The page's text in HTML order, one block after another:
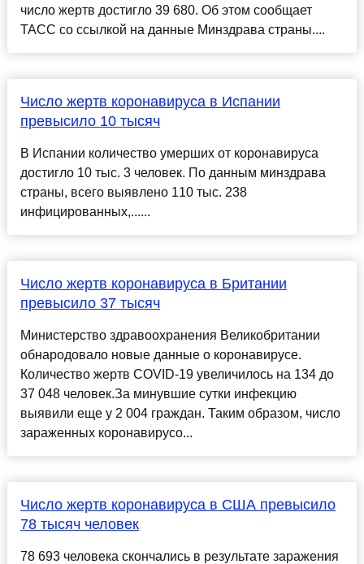
число жертв достигло 39 680. Об этом сообщает
ТАСС со ссылкой на данные Минздрава страны....
Число жертв коронавируса в Испании
превысило 10 тысяч
В Испании количество умерших от коронавируса
достигло 10 тыс. 3 человек. По данным минздрава
страны, всего выявлено 110 тыс. 238
инфицированных,......
Число жертв коронавируса в Британии
превысило 37 тысяч
Министерство здравоохранения Великобритании
обнародовало новые данные о коронавирусе.
Количество жертв COVID-19 увеличилось на 134 до
37 048 человек.За минувшие сутки инфекцию
выявили еще у 2 004 граждан. Таким образом, число
зараженных коронавирусо...
Число жертв коронавируса в США превысило
78 тысяч человек
78 693 человека скончались в результате заражения